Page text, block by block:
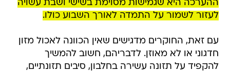
ההערכה היא שגמישות מסוימת בשישי ושבת עשויה
לעזור לשמור על התמדה לאורך השבוע כולו.
עם זאת, החוקרים מדגישים שאין הכוונה לאכול מזון
חדגוני או לא מאוזן. לדבריהם, חשוב להמשיך
להקפיד על תזונה עשירה בחלבון, סיבים תזונתיים,